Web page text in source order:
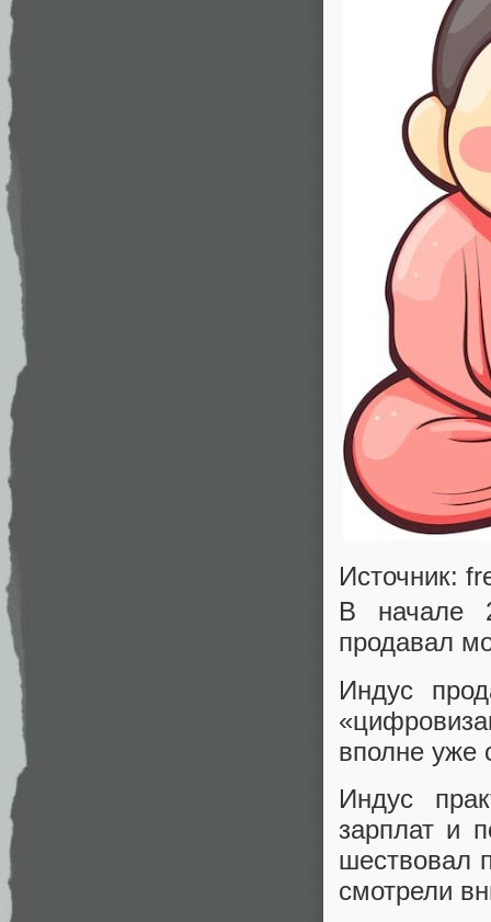
Источник:
В начале
продавал
Индус
вполне уже
Индус
зарплат и
шествовал
смотрели